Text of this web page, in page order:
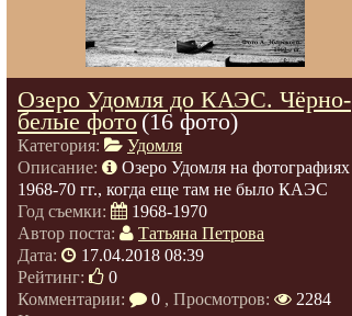
Озеро Удомля до КАЭС. Чёрно-
белые фото(16 фото)
Категория:
Удомля
Описание:
Озеро Удомля на фотографиях
1968-70 гг., когда еще там не было КАЭС
Год съемки:
1968-1970
Автор поста:
Татьяна Петрова
Дата:
17.04.2018 08:39
Рейтинг:
0
Комментарии:
0 , Просмотров:
2284